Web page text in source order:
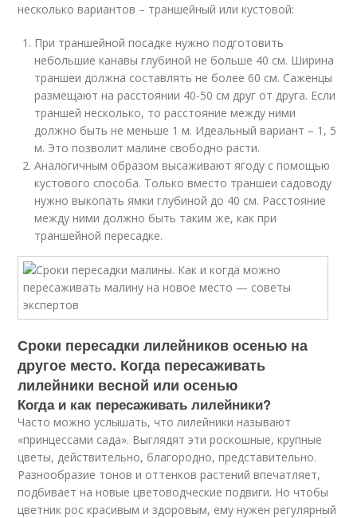
несколько вариантов – траншейный или кустовой:
При траншейной посадке нужно подготовить
небольшие канавы глубиной не больше 40 см. Ширина
траншеи должна составлять не более 60 см. Саженцы
размещают на расстоянии 40-50 см друг от друга. Если
траншей несколько, то расстояние между ними
должно быть не меньше 1 м. Идеальный вариант – 1, 5
м. Это позволит малине свободно расти.
Аналогичным образом высаживают ягоду с помощью
кустового способа. Только вместо траншеи садоводу
нужно выкопать ямки глубиной до 40 см. Расстояние
между ними должно быть таким же, как при
траншейной пересадке.
Сроки пересадки лилейников осенью на
другое место. Когда пересаживать
лилейники весной или осенью
Когда и как пересаживать лилейники?
Часто можно услышать, что лилейники называют
«принцессами сада». Выглядят эти роскошные, крупные
цветы, действительно, благородно, представительно.
Разнообразие тонов и оттенков растений впечатляет,
подбивает на новые цветоводческие подвиги. Но чтобы
цветник рос красивым и здоровым, ему нужен регулярный